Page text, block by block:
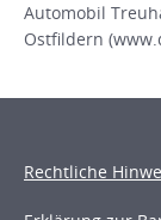
Automobil
Ostfildern
Rechtliche